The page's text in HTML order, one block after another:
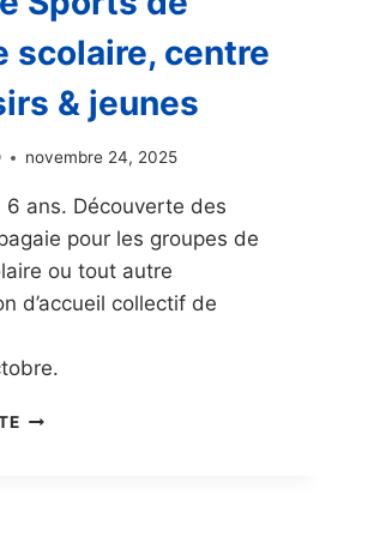
scolaire, centre
& jeunes
novembre 24, 2025
ans. Découverte des
pour les groupes de
ou tout autre
d’accueil collectif de
SÉANCE